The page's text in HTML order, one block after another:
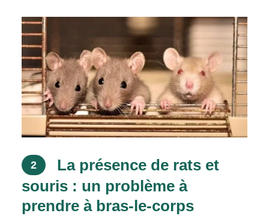
2
La présence de rats et
souris : un problème à
prendre à bras-le-corps